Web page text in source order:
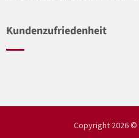
Kundenzufriedenheit
Copyright 2026 ©